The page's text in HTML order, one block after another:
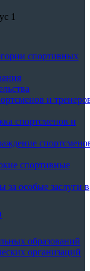
спортивных
и
спортсменов и
спортивные
особые заслуги в
образований
организаций
1